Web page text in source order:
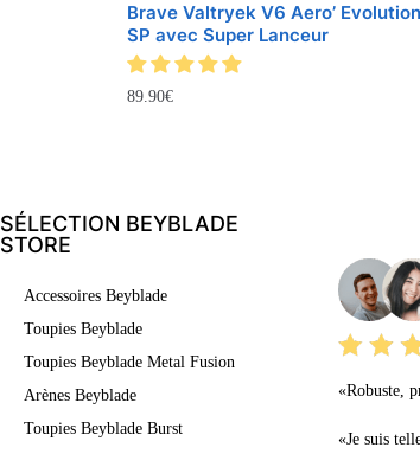
Brave Valtryek V6 Aero’
SP avec Super Lanceur
89.90€
SÉLECTION BEYBLADE
STORE
Accessoires Beyblade
Toupies Beyblade
Toupies Beyblade Metal Fusion
Arènes Beyblade
Toupies Beyblade Burst
«Robuste,
«Je suis